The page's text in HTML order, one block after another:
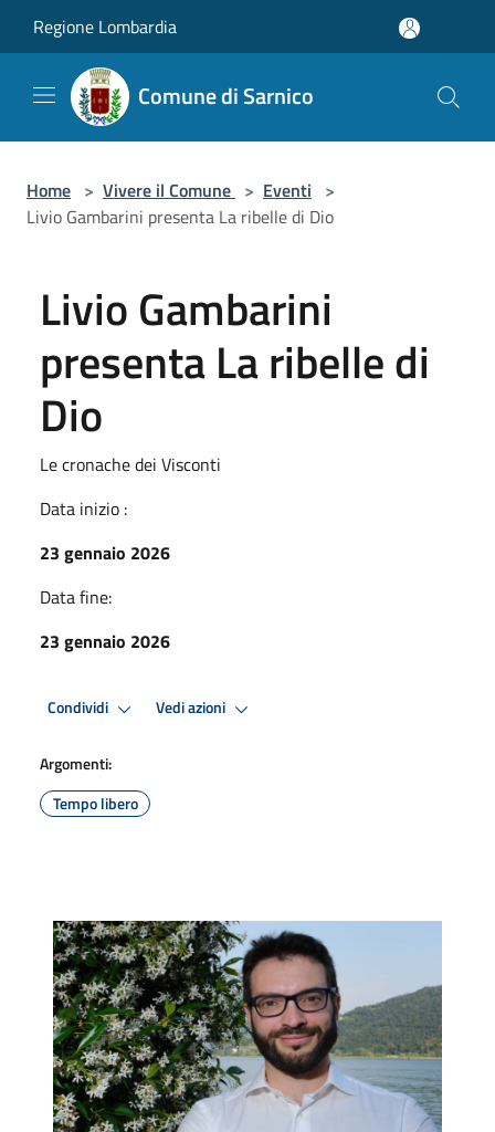
Regione Lombardia
Comune di Sarnico
Home > Vivere il Comune > Eventi >
Livio Gambarini presenta La ribelle di Dio
Livio Gambarini
presenta La ribelle di
Dio
Le cronache dei Visconti
Data inizio :
23 gennaio 2026
Data fine:
23 gennaio 2026
Condividi Vedi azioni
Argomenti:
Tempo libero